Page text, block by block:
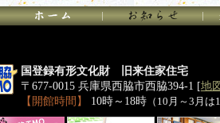
国登録有形文化財 旧来住家住宅
〒677-0015 兵庫県西脇市西脇394-1 [地
【開館時間】
10時～18時 （10月～3月